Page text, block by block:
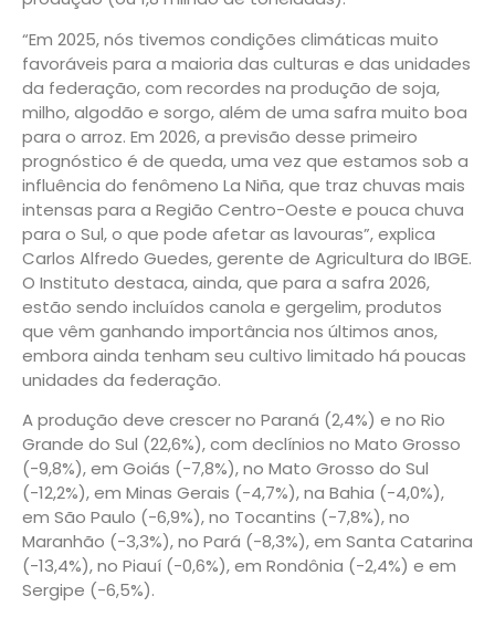
“Em 2025, nós tivemos condições climáticas muito
favoráveis para a maioria das culturas e das unidades
da federação, com recordes na produção de soja,
milho, algodão e sorgo, além de uma safra muito boa
para o arroz. Em 2026, a previsão desse primeiro
prognóstico é de queda, uma vez que estamos sob a
influência do fenômeno La Niña, que traz chuvas mais
intensas para a Região Centro-Oeste e pouca chuva
para o Sul, o que pode afetar as lavouras”, explica
Carlos Alfredo Guedes, gerente de Agricultura do IBGE.
O Instituto destaca, ainda, que para a safra 2026,
estão sendo incluídos canola e gergelim, produtos
que vêm ganhando importância nos últimos anos,
embora ainda tenham seu cultivo limitado há poucas
unidades da federação.
A produção deve crescer no Paraná (2,4%) e no Rio
Grande do Sul (22,6%), com declínios no Mato Grosso
(-9,8%), em Goiás (-7,8%), no Mato Grosso do Sul
(-12,2%), em Minas Gerais (-4,7%), na Bahia (-4,0%),
em São Paulo (-6,9%), no Tocantins (-7,8%), no
Maranhão (-3,3%), no Pará (-8,3%), em Santa Catarina
(-13,4%), no Piauí (-0,6%), em Rondônia (-2,4%) e em
Sergipe (-6,5%).